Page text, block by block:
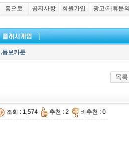
홈으로 공지사항 회원가입 광고/제휴문의
,등보카툰
조회 : 1,574 추천 : 2 비추천 : 0